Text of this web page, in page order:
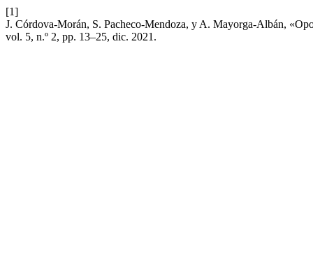
[1]
J. Córdova-Morán, S. Pacheco-Mendoza, y A. Mayorga-Albán,
vol. 5, n.º 2, pp. 13–25, dic. 2021.